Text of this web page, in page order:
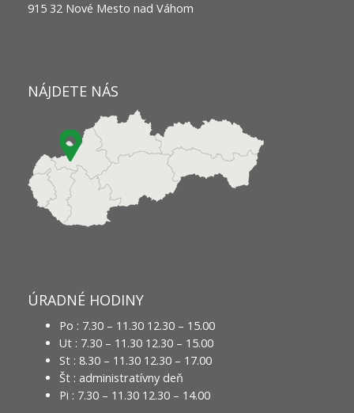
915 32 Nové Mesto nad Váhom
NÁJDETE NÁS
ÚRADNÉ HODINY
Po : 7.30 – 11.30 12.30 – 15.00
Ut : 7.30 – 11.30 12.30 – 15.00
St : 8.30 – 11.30 12.30 – 17.00
Št : administratívny deň
Pi : 7.30 – 11.30 12.30 – 14.00